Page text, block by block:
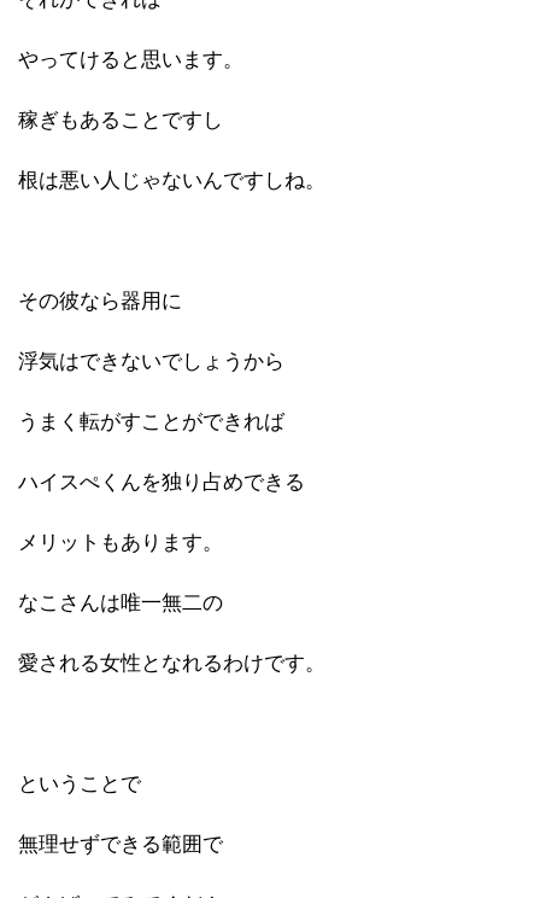
やってけると思います。
稼ぎもあることですし
根は悪い人じゃないんですしね。
その彼なら器用に
浮気はできないでしょうから
うまく転がすことができれば
ハイスぺくんを独り占めできる
メリットもあります。
なこさんは唯一無二の
愛される女性となれるわけです。
ということで
無理せずできる範囲で